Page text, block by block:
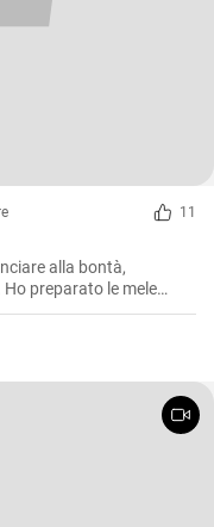
11
alla bontà,
preparato le mele
mattine d'inverno
una colazione calda e
soluzione per chi
senza appesantirsi.
si ha poco tempo